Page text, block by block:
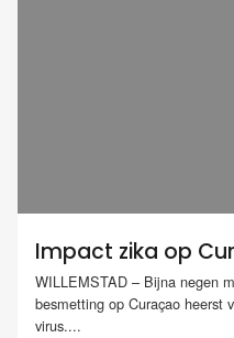
Impact zika op
WILLEMSTAD – Bijna negen
besmetting op Curaçao heerst
virus....